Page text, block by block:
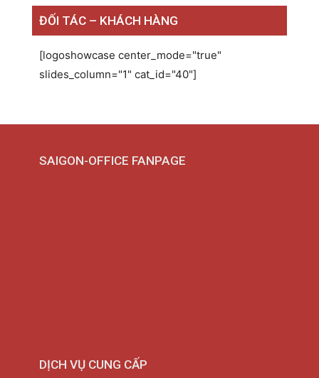
ĐỐI TÁC – KHÁCH HÀNG
[logoshowcase center_mode="true"
slides_column="1" cat_id="40"]
SAIGON-OFFICE FANPAGE
DỊCH VỤ CUNG CẤP